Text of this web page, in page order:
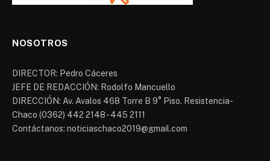
NOSOTROS
DIRECTOR: Pedro Cáceres
JEFE DE REDACCIÓN: Rodolfo Mancuello
DIRECCIÓN: Av. Avalos 468 Torre B 9° Piso. Resistencia-
Chaco (0362) 442 2148 - 445 2111
Contáctanos: noticiaschaco2019@gmail.com